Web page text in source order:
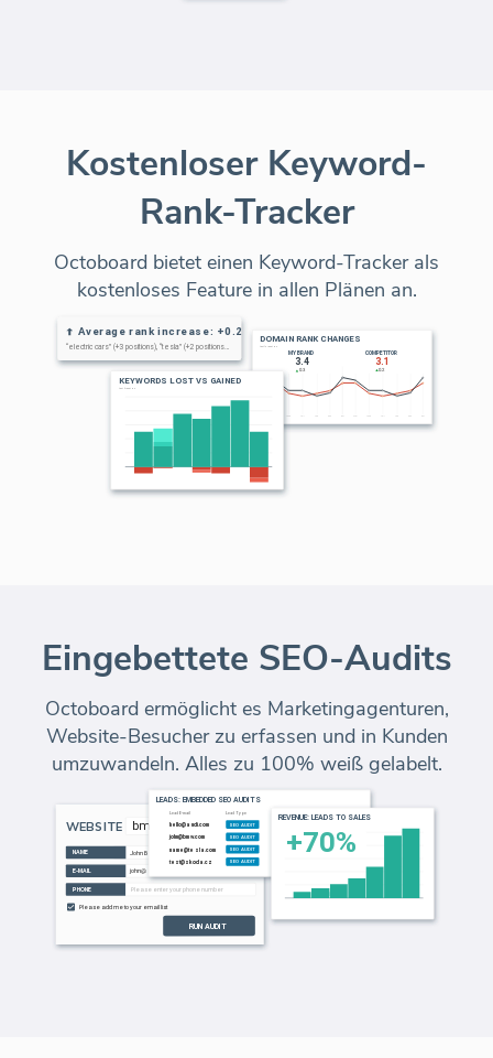
Kostenloser Keyword-
Rank-Tracker
Octoboard bietet einen Keyword-Tracker als
kostenloses Feature in allen Plänen an.
Eingebettete SEO-Audits
Octoboard ermöglicht es Marketingagenturen,
Website-Besucher zu erfassen und in Kunden
umzuwandeln. Alles zu 100% weiß gelabelt.